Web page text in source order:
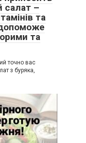
салат –
та
та
точно вас
з буряка,